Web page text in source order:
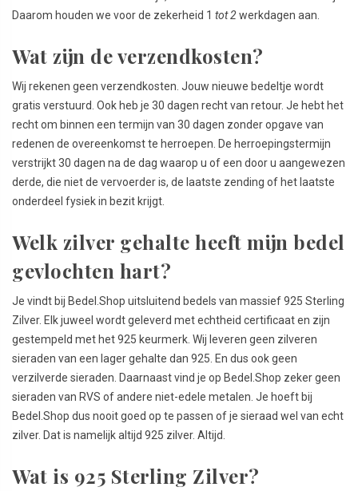
Daarom houden we voor de zekerheid 1 tot 2werkdagen aan.
Wat zijn de verzendkosten?
Wij rekenen geen verzendkosten. Jouw nieuwe bedeltje wordt
gratis verstuurd. Ook heb je 30 dagen recht van retour. Je hebt het
recht om binnen een termijn van 30 dagen zonder opgave van
redenen de overeenkomst te herroepen. De herroepingstermijn
verstrijkt 30 dagen na de dag waarop u of een door u aangewezen
derde, die niet de vervoerder is, de laatste zending of het laatste
onderdeel fysiek in bezit krijgt.
Welk zilver gehalte heeft mijn bedel
gevlochten hart?
Je vindt bij Bedel.Shop uitsluitend bedels van massief 925 Sterling
Zilver. Elk juweel wordt geleverd met echtheid certificaat en zijn
gestempeld met het 925 keurmerk. Wij leveren geen zilveren
sieraden van een lager gehalte dan 925. En dus ook geen
verzilverde sieraden. Daarnaast vind je op Bedel.Shop zeker geen
sieraden van RVS of andere niet-edele metalen. Je hoeft bij
Bedel.Shop dus nooit goed op te passen of je sieraad wel van echt
zilver. Dat is namelijk altijd 925 zilver. Altijd.
Wat is 925 Sterling Zilver?